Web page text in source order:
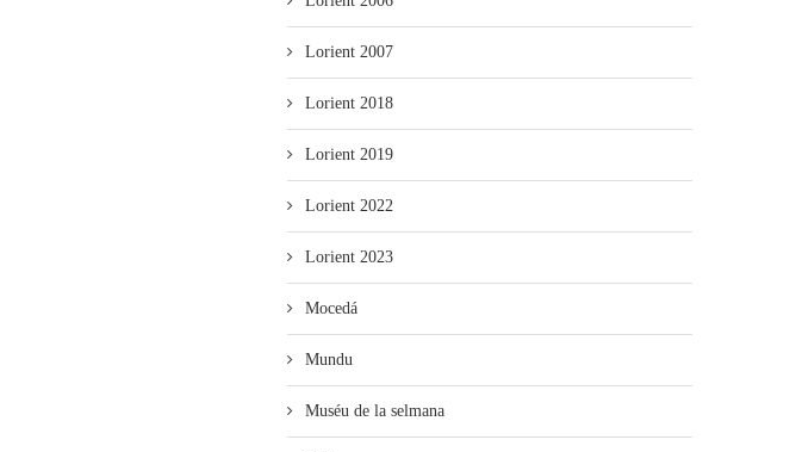
Lorient 2007
Lorient 2018
Lorient 2019
Lorient 2022
Lorient 2023
Mocedá
Mundu
Muséu de la selmana